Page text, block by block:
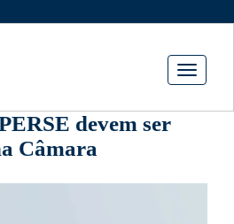
Toggle
devem ser
Câmara